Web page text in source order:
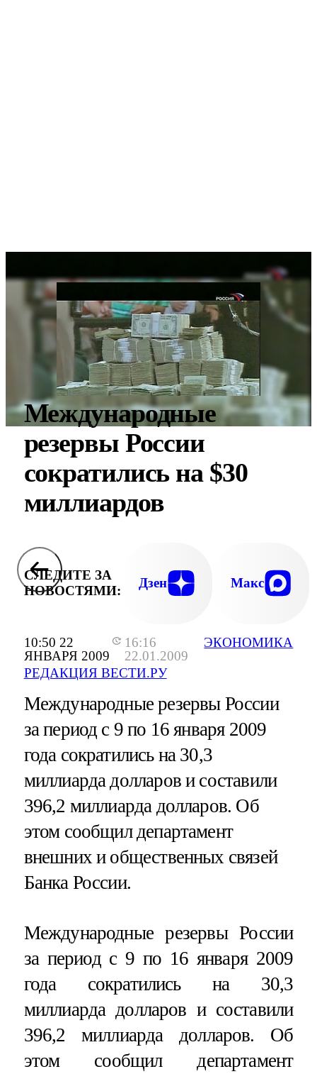
10:50 22
ЯНВАРЯ 2009
16:16
22.01.2009
РЕДАКЦИЯ ВЕСТИ.РУ
ЭКОНОМИКА
Международные
резервы России
сократились на $30
миллиардов
СЛЕДИТЕ ЗА
НОВОСТЯМИ:
Дзен Макс
Международные резервы России
за период с 9 по 16 января 2009
года сократились на 30,3
миллиарда долларов и составили
396,2 миллиарда долларов. Об
этом сообщил департамент
внешних и общественных связей
Банка России.
Международные резервы России
за период с 9 по 16 января 2009
года сократились на 30,3
миллиарда долларов и составили
396,2 миллиарда долларов. Об
этом сообщил департамент